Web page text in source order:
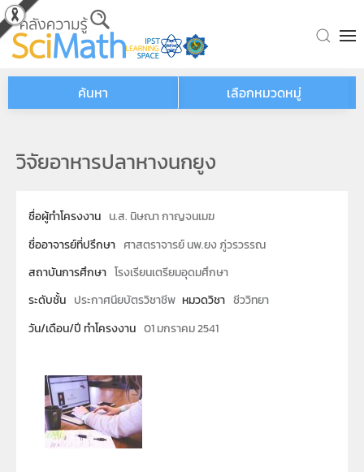
Skip to main content
ค้นหา เลือกหมวดหมู่
วิจัยอาหารปลาหางนกยูง
ชื่อผู้ทำโครงงาน น.ส. นิษณา กาญจนเมฆ
ชื่ออาจารย์ที่ปรึกษา ศาสตราจารย์ นพ.ยง ภู่วรวรรณ
สถาบันการศึกษา โรงเรียนเตรียมอุดมศึกษา
ระดับชั้น ประกาศนียบัตรวิชาชีพ หมวดวิชา ชีววิทยา
วัน/เดือน/ปี ทำโครงงาน 01 มกราคม 2541